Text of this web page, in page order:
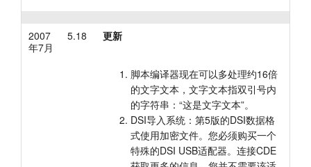
2007
年7月
5.18 更新
脚本编译器现在可以多处理约16倍
的文字文本，文字文本指双引号内
的字符串：“这是文字文本”。
DSI导入系统：第5版的DSI数据格
式使用加密文件。您必须购买一个
特殊的DSI USB适配器。连接CDE